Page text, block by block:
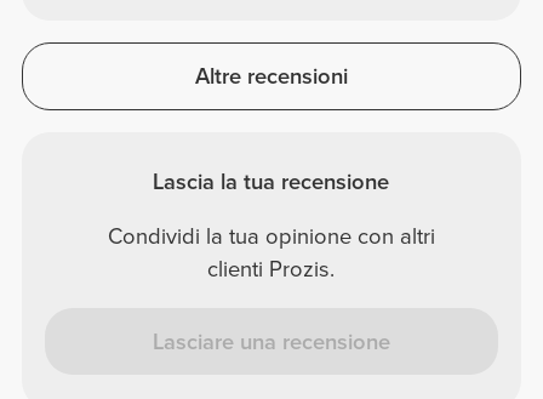
Altre recensioni
Lascia la tua recensione
Condividi la tua opinione con altri
clienti Prozis.
Lasciare una recensione